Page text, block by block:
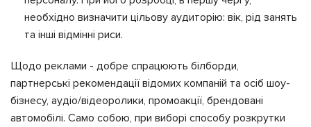
необхідно визначити цільову аудиторію: вік, рід занять
та інші відмінні риси.
Щодо реклами - добре спрацюють білборди,
партнерські рекомендації відомих компаній та осіб шоу-
бізнесу, аудіо/відеоролики, промоакції, брендовані
автомобілі. Само собою, при виборі способу розкрутки